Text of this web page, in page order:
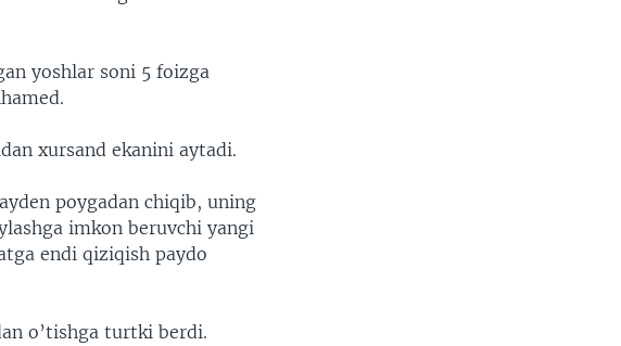
yoshlar soni 5 foizga
xursand ekanini aytadi.
poygadan chiqib, uning
imkon beruvchi yangi
endi qiziqish paydo
o’tishga turtki berdi.